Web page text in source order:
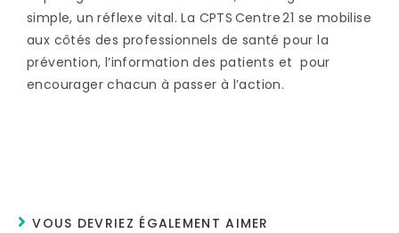
simple, un réflexe vital. La CPTS Centre 21 se mobilise
aux côtés des professionnels de santé pour la
prévention, l’information des patients et pour
encourager chacun à passer à l’action.
VOUS DEVRIEZ ÉGALEMENT AIMER